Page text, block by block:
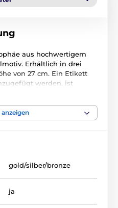
aus hochwertigem
Erhältlich in drei
von 27 cm. Ein Etikett
werden, ist
gold/silber/bronze
ja